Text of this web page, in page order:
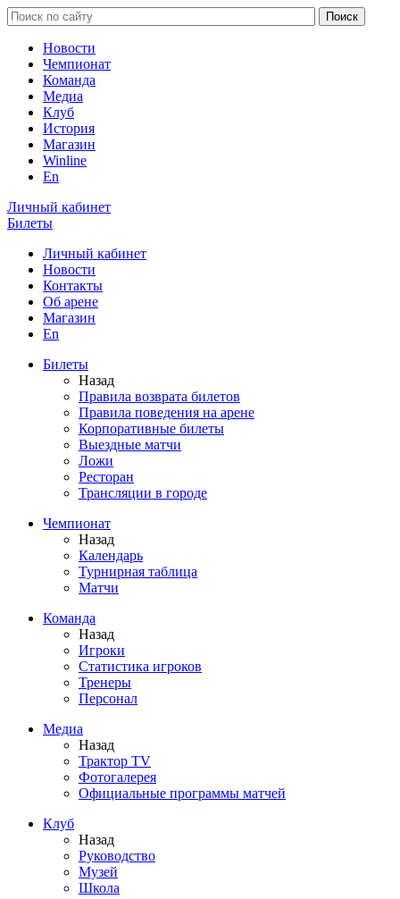
Новости
Чемпионат
Команда
Медиа
Клуб
История
Магазин
Winline
En
Личный кабинет
Билеты
Личный кабинет
Новости
Контакты
Об арене
Магазин
En
Билеты
Назад
Правила возврата билетов
Правила поведения на арене
Корпоративные билеты
Выездные матчи
Ложи
Ресторан
Трансляции в городе
Чемпионат
Назад
Календарь
Турнирная таблица
Матчи
Команда
Назад
Игроки
Статистика игроков
Тренеры
Персонал
Медиа
Назад
Трактор TV
Фотогалерея
Официальные программы матчей
Клуб
Назад
Руководство
Музей
Школа